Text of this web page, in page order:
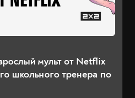
мульт от Netflix
школьного тренера по